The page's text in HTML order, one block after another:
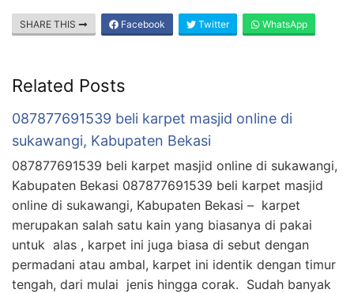
SHARE THIS Facebook Twitter WhatsApp
Related Posts
087877691539 beli karpet masjid online di
sukawangi, Kabupaten Bekasi
087877691539 beli karpet masjid online di sukawangi,
Kabupaten Bekasi 087877691539 beli karpet masjid
online di sukawangi, Kabupaten Bekasi – karpet
merupakan salah satu kain yang biasanya di pakai
untuk alas , karpet ini juga biasa di sebut dengan
permadani atau ambal, karpet ini identik dengan timur
tengah, dari mulai jenis hingga corak. Sudah banyak